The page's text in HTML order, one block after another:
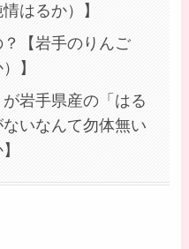
はるか）】
【岩手のりんご
】
岩手県産の「はる
いなんて勿体無い